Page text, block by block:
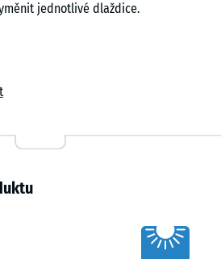
jednotlivé dlaždice.
5 cm se používá všude tam, kde je
střední až větší výškou, například
věže, sítě na lezení, větší skluzavky
granulátu ELT spojeného
znamená „End of Life Tyres“ a označuje
u barevných variant je pojivo